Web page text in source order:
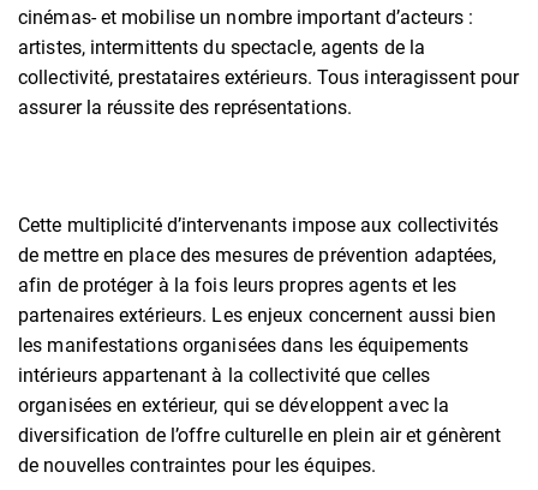
cinémas- et mobilise un nombre important d’acteurs :
artistes, intermittents du spectacle, agents de la
collectivité, prestataires extérieurs. Tous interagissent pour
assurer la réussite des représentations.
Cette multiplicité d’intervenants impose aux collectivités
de mettre en place des mesures de prévention adaptées,
afin de protéger à la fois leurs propres agents et les
partenaires extérieurs. Les enjeux concernent aussi bien
les manifestations organisées dans les équipements
intérieurs appartenant à la collectivité que celles
organisées en extérieur, qui se développent avec la
diversification de l’offre culturelle en plein air et génèrent
de nouvelles contraintes pour les équipes.